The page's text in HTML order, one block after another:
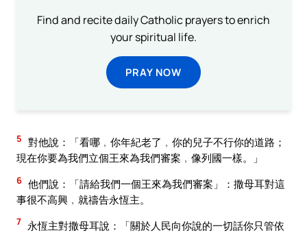
Find and recite daily Catholic prayers to enrich
your spiritual life.
PRAY NOW
5 對他說：「看哪﹐你年紀老了﹐你的兒子不行你的道路；
現在你要為我們立個王來為我們審案﹐像列國一樣。」
6 他們說：「請給我們一個王來為我們審案」：撒母耳對這
事很不高興﹐就禱告永恆主。
7 永恆主對撒母耳說：「關於人民向你說的一切話你只管依